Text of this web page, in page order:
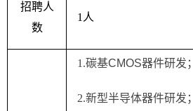
招聘人
数
1 人
1.碳基CMOS器件研发；
2.新型半导体器件研发；